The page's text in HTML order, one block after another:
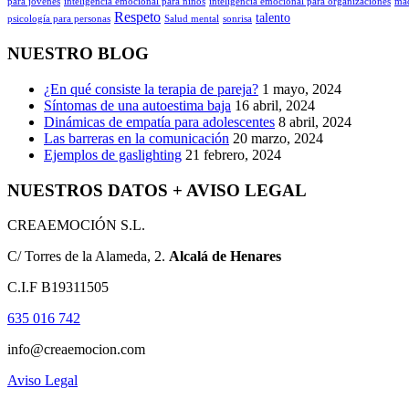
psicología para personas Respeto Salud mental sonrisa talento
NUESTRO BLOG
¿En qué consiste la terapia de pareja? 1 mayo, 2024
Síntomas de una autoestima baja 16 abril, 2024
Dinámicas de empatía para adolescentes 8 abril, 2024
Las barreras en la comunicación 20 marzo, 2024
Ejemplos de gaslighting 21 febrero, 2024
NUESTROS DATOS + AVISO LEGAL
CREAEMOCIÓN S.L.
C/ Torres de la Alameda, 2. Alcalá de Henares
C.I.F B19311505
635 016 742
info@creaemocion.com
Aviso Legal